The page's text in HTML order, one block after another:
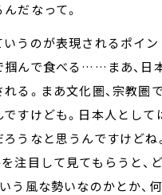
だなって。
うのが表現されるポイン
掴んで食べる……まあ、日
る。まあ文化圏、宗教圏
ですけども。日本人として
ろうなと思うんですけどね
注目して見てもらうと、
う風な勢いなのかとか、